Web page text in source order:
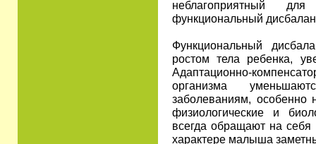
неблагоприятный
функциональный
Функциональный
ростом тела ребенка,
Адаптационно-
организма
заболеваниям, особенно
физиологические и
всегда обращают на
характере малыша